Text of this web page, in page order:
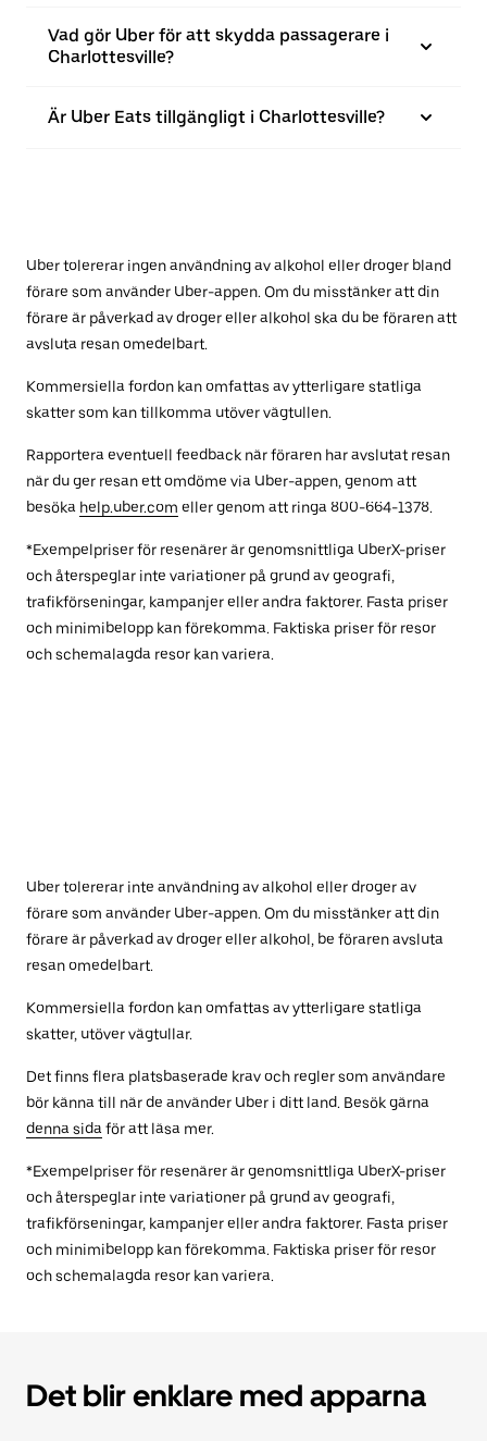
Vad gör Uber för att skydda passagerare i
Charlottesville?
Är Uber Eats tillgängligt i Charlottesville?
Uber tolererar ingen användning av alkohol eller droger bland
förare som använder Uber-appen. Om du misstänker att din
förare är påverkad av droger eller alkohol ska du be föraren att
avsluta resan omedelbart.
Kommersiella fordon kan omfattas av ytterligare statliga
skatter som kan tillkomma utöver vägtullen.
Rapportera eventuell feedback när föraren har avslutat resan
när du ger resan ett omdöme via Uber-appen, genom att
besöka help.uber.com eller genom att ringa 800-664-1378.
*Exempelpriser för resenärer är genomsnittliga UberX-priser
och återspeglar inte variationer på grund av geografi,
trafikförseningar, kampanjer eller andra faktorer. Fasta priser
och minimibelopp kan förekomma. Faktiska priser för resor
och schemalagda resor kan variera.
Uber tolererar inte användning av alkohol eller droger av
förare som använder Uber-appen. Om du misstänker att din
förare är påverkad av droger eller alkohol, be föraren avsluta
resan omedelbart.
Kommersiella fordon kan omfattas av ytterligare statliga
skatter, utöver vägtullar.
Det finns flera platsbaserade krav och regler som användare
bör känna till när de använder Uber i ditt land. Besök gärna
denna sidaför att läsa mer.
*Exempelpriser för resenärer är genomsnittliga UberX-priser
och återspeglar inte variationer på grund av geografi,
trafikförseningar, kampanjer eller andra faktorer. Fasta priser
och minimibelopp kan förekomma. Faktiska priser för resor
och schemalagda resor kan variera.
Det blir enklare med apparna